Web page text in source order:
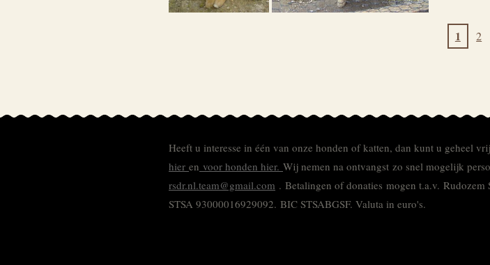
1 2
Heeft u interesse in één van onze honden of katten, dan kunt u geheel
hier en voor honden hier. Wij nemen na ontvangst zo snel mogelijk
rsdr.nl.team@gmail.com . Betalingen of donaties mogen t.a.v.
STSA 93000016929092. BIC STSABGSF. Valuta in euro's.